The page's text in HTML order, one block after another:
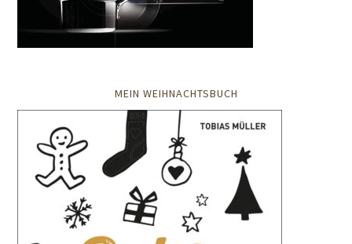
MEIN WEIHNACHTSBUCH